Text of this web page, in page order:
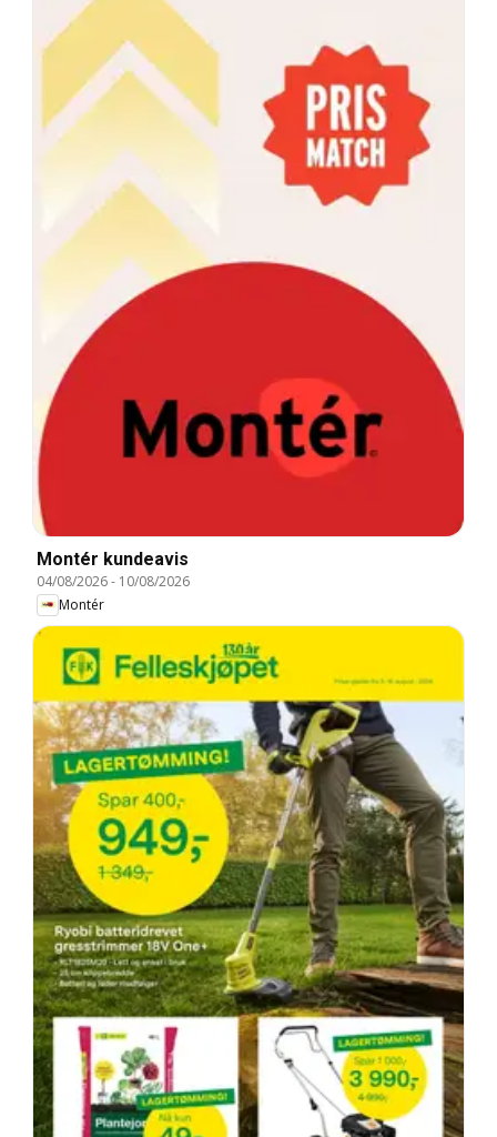
Montér kundeavis
04/08/2026- 10/08/2026
Montér